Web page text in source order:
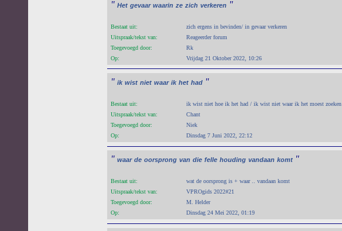
" Het gevaar waarin ze zich verkeren "
Bestaat uit:
zich ergens in bevinden/ in gevaar verkeren
Uitspraak/tekst van:
Reageerder forum
Toegevoegd door:
Rk
Op:
Vrijdag 21 Oktober 2022, 10:26
" ik wist niet waar ik het had "
Bestaat uit:
ik wist niet hoe ik het had / ik wist niet waar ik het moest zoeken
Uitspraak/tekst van:
Chant
Toegevoegd door:
Niek
Op:
Dinsdag 7 Juni 2022, 22:12
" waar de oorsprong van die felle houding vandaan komt "
Bestaat uit:
wat de oorsprong is + waar .. vandaan komt
Uitspraak/tekst van:
VPROgids 2022#21
Toegevoegd door:
M. Helder
Op:
Dinsdag 24 Mei 2022, 01:19